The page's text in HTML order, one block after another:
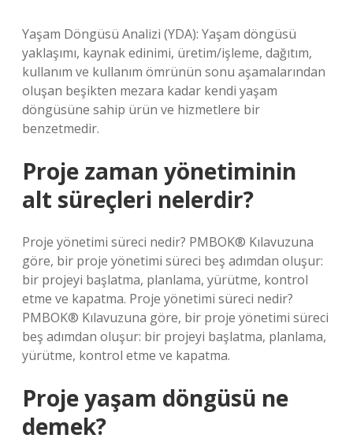
Yaşam Döngüsü Analizi (YDA): Yaşam döngüsü
yaklaşımı, kaynak edinimi, üretim/işleme, dağıtım,
kullanım ve kullanım ömrünün sonu aşamalarından
oluşan beşikten mezara kadar kendi yaşam
döngüsüne sahip ürün ve hizmetlere bir
benzetmedir.
Proje zaman yönetiminin
alt süreçleri nelerdir?
Proje yönetimi süreci nedir? PMBOK® Kılavuzuna
göre, bir proje yönetimi süreci beş adımdan oluşur:
bir projeyi başlatma, planlama, yürütme, kontrol
etme ve kapatma. Proje yönetimi süreci nedir?
PMBOK® Kılavuzuna göre, bir proje yönetimi süreci
beş adımdan oluşur: bir projeyi başlatma, planlama,
yürütme, kontrol etme ve kapatma.
Proje yaşam döngüsü ne
demek?